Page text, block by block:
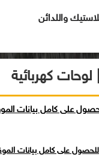
واللدائن
كهربائية
على كامل بيانات
على كامل بيانات